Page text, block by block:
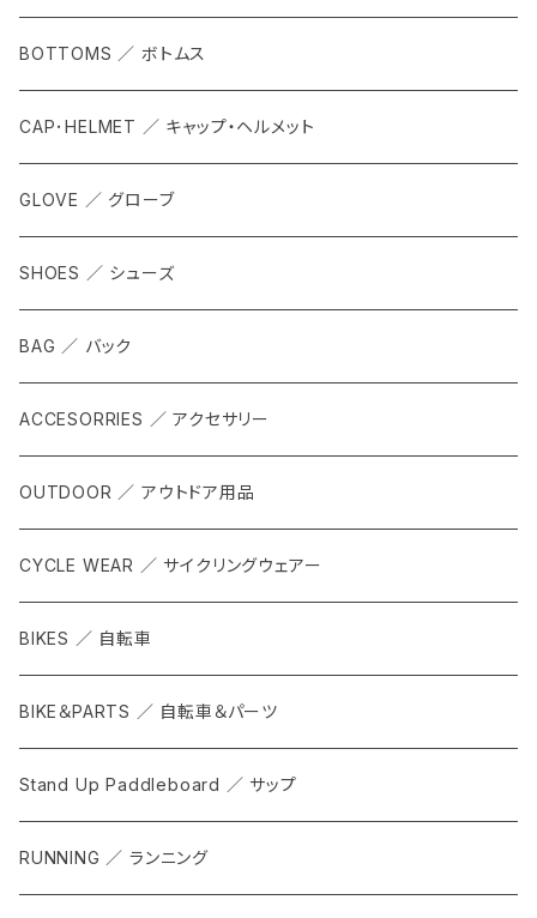
BOTTOMS ／ ボトムス
CAP･HELMET ／ キャップ・ヘルメット
GLOVE ／ グローブ
SHOES ／ シューズ
BAG ／ バック
ACCESORRIES ／ アクセサリー
OUTDOOR ／ アウトドア用品
CYCLE WEAR ／ サイクリングウェアー
BIKES ／ 自転車
BIKE＆PARTS ／ 自転車＆パーツ
Stand Up Paddleboard ／ サップ
RUNNING ／ ランニング